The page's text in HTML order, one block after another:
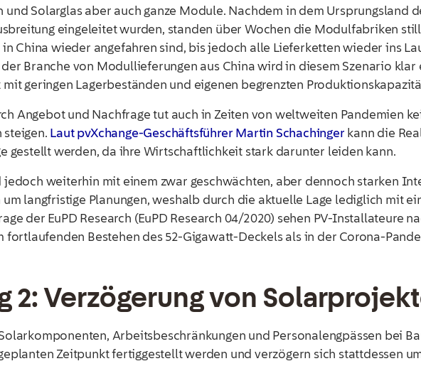
Solarglas aber auch ganze Module. Nachdem in dem Ursprungsland
eingeleitet wurden, standen über Wochen die Modulfabriken
China wieder angefahren sind, bis jedoch alle Lieferketten wieder ins
Branche von Modullieferungen aus China wird in diesem Szenario
geringen Lagerbeständen und eigenen begrenzten
Angebot und Nachfrage tut auch in Zeiten von weltweiten Pandemien
steigen. Laut pvXchange-Geschäftsführer Martin Schachinger kann die
gestellt werden, da ihre Wirtschaftlichkeit stark darunter leiden kann.
weiterhin mit einem zwar geschwächten, aber dennoch starken
langfristige Planungen, weshalb durch die aktuelle Lage lediglich mit
der EuPD Research (EuPD Research 04/2020) sehen PV-Installateure
Bestehen des 52-Gigawatt-Deckels als in der Corona-
2: Verzögerung von
Arbeitsbeschränkungen und Personalengpässen bei
Zeitpunkt fertiggestellt werden und verzögern sich stattdessen